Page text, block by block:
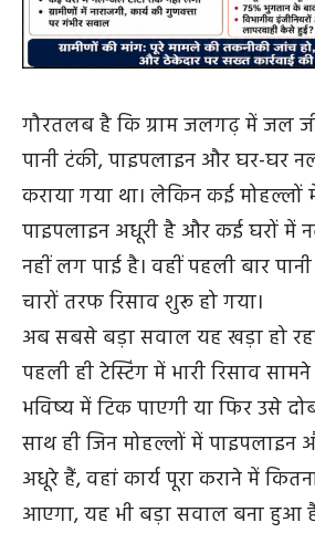
गौरतलब है कि ग्राम जलगढ़ में जल
पानी टंकी, पाइपलाइन और घर-घर
कराया गया था। लेकिन कई
पाइपलाइन अधूरी है और कई घरों में
नहीं लग पाई है। वहीं पहली बार
चारों तरफ रिसाव शुरू हो गया।
अब सबसे बड़ा सवाल यह खड़ा हो
पहली ही टेस्टिंग में भारी रिसाव
भविष्य में टिक पाएगी या फिर उसे
साथ ही जिन मोहल्लों में
अधूरे हैं, वहां कार्य पूरा कराने में
आएगा, यह भी बड़ा सवाल बना हुआ